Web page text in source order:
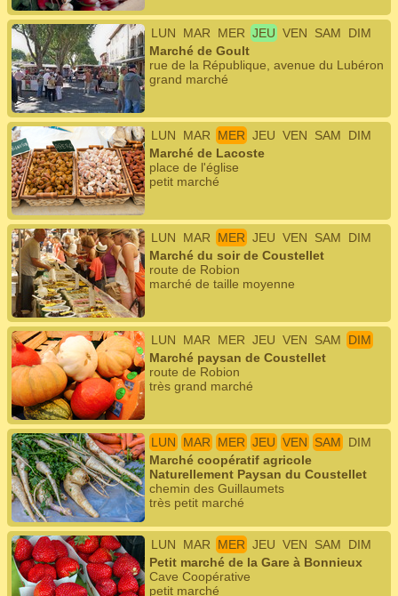
LUN MAR MER JEU VEN SAM
DIM
Marché de Goult
rue de la République, avenue du Lubéron
grand marché
LUN MAR MER JEU VEN SAM
DIM
Marché de Lacoste
place de l'église
petit marché
LUN MAR MER JEU VEN SAM
DIM
Marché du soir de Coustellet
route de Robion
marché de taille moyenne
LUN MAR MER JEU VEN SAM
DIM
Marché paysan de Coustellet
route de Robion
très grand marché
LUN MAR MER JEU VEN SAM
DIM
Marché coopératif agricole
Naturellement Paysan du Coustellet
chemin des Guillaumets
très petit marché
LUN MAR MER JEU VEN SAM
DIM
Petit marché de la Gare à Bonnieux
Cave Coopérative
petit marché